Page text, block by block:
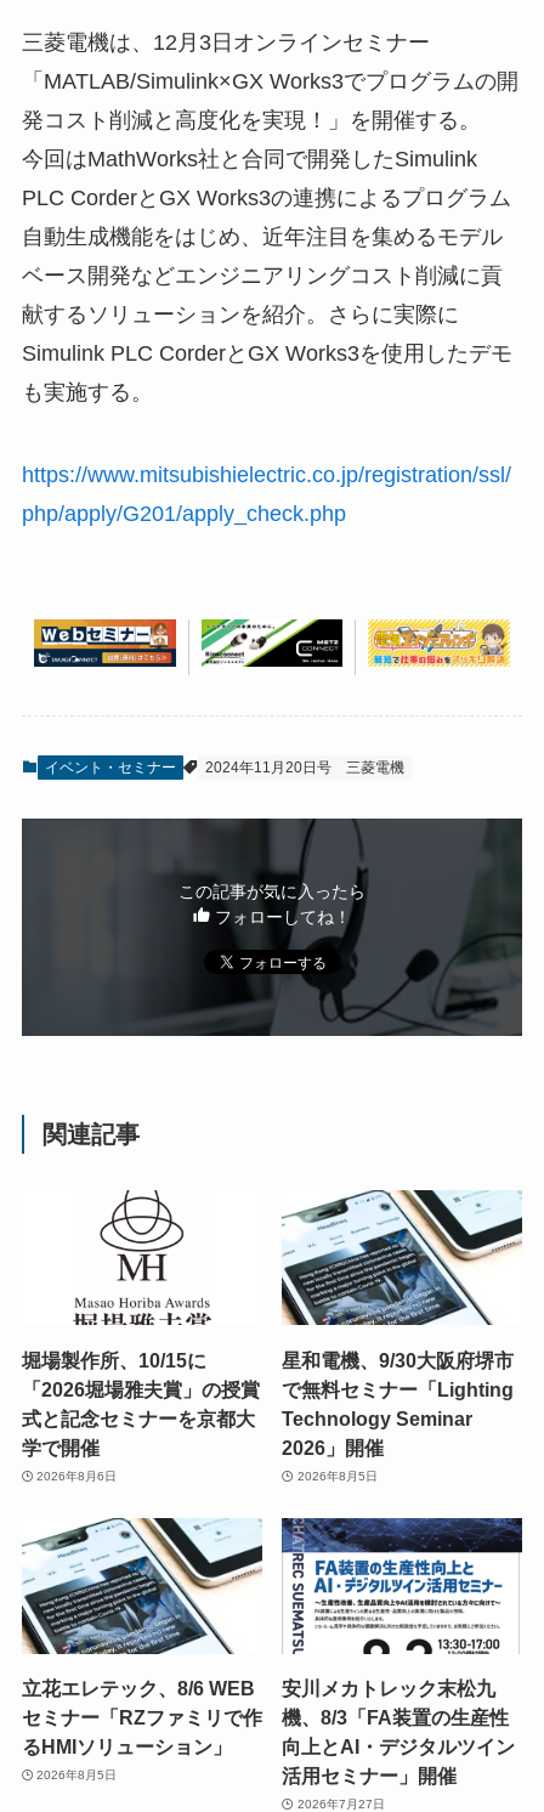
三菱電機は、12月3日オンラインセミナー
「MATLAB/Simulink×GX Works3でプログラムの開
発コスト削減と高度化を実現！」を開催する。
今回はMathWorks社と合同で開発したSimulink
PLC CorderとGX Works3の連携によるプログラム
自動生成機能をはじめ、近年注目を集めるモデル
ベース開発などエンジニアリングコスト削減に貢
献するソリューションを紹介。さらに実際に
Simulink PLC CorderとGX Works3を使用したデモ
も実施する。
https://www.mitsubishielectric.co.jp/registration/ssl/
php/apply/G201/apply_check.php
イベント・セミナー 2024年11月20日号 三菱電機
この記事が気に入ったら
フォローしてね！
関連記事
堀場製作所、10/15に
「2026堀場雅夫賞」の授賞
式と記念セミナーを京都大
学で開催
2026年8月6日
星和電機、9/30大阪府堺市
で無料セミナー「Lighting
Technology Seminar
2026」開催
2026年8月5日
立花エレテック、8/6 WEB
セミナー「RZファミリで作
るHMIソリューション」
2026年8月5日
安川メカトレック末松九
機、8/3「FA装置の生産性
向上とAI・デジタルツイン
活用セミナー」開催
2026年7月27日